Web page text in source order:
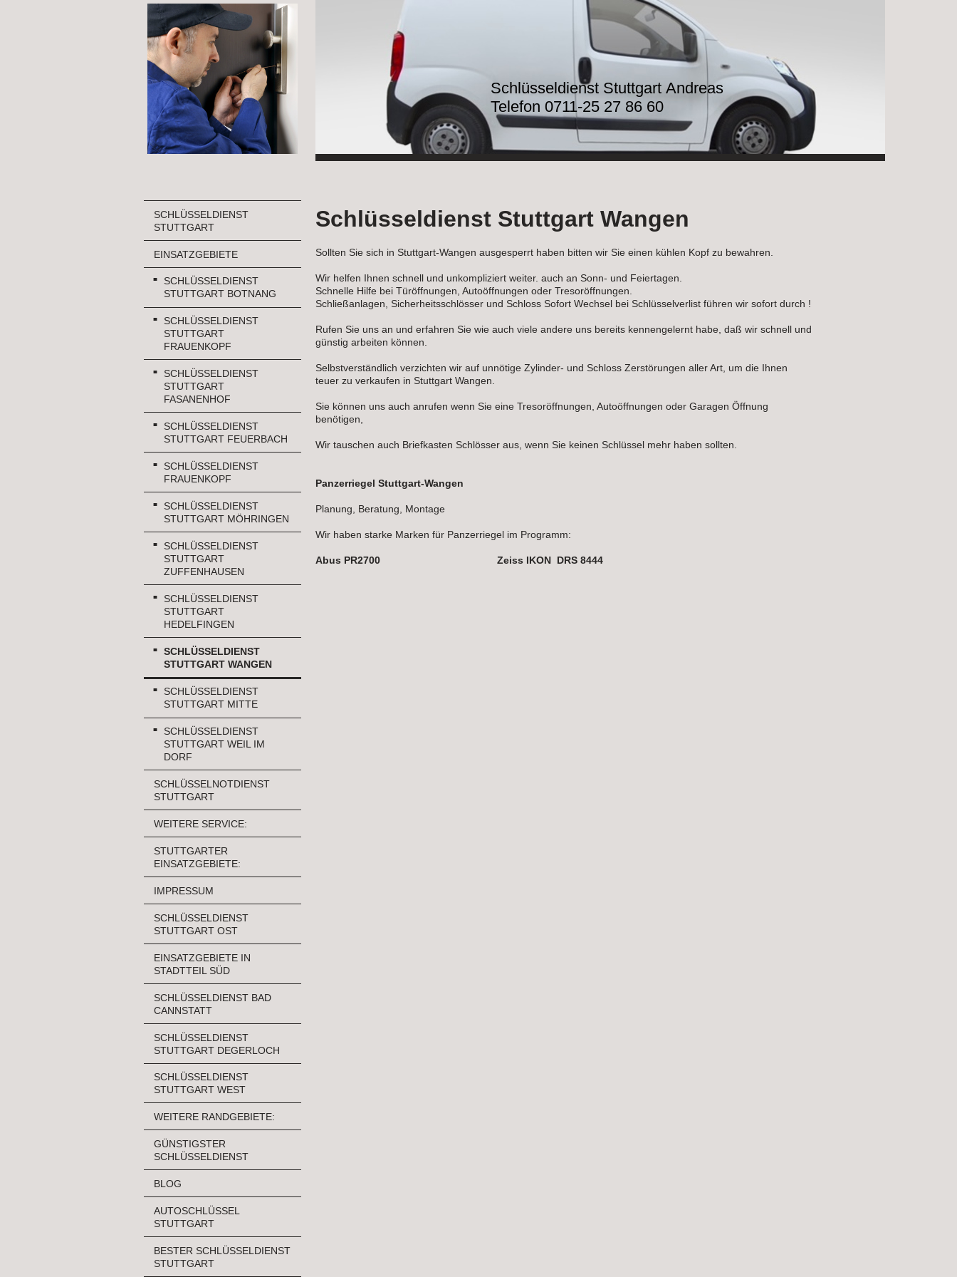
SCHLÜSSELDIENST
STUTTGART
EINSATZGEBIETE
SCHLÜSSELDIENST
STUTTGART BOTNANG
SCHLÜSSELDIENST
STUTTGART
FRAUENKOPF
SCHLÜSSELDIENST
STUTTGART
FASANENHOF
SCHLÜSSELDIENST
STUTTGART FEUERBACH
SCHLÜSSELDIENST
FRAUENKOPF
SCHLÜSSELDIENST
STUTTGART MÖHRINGEN
SCHLÜSSELDIENST
STUTTGART
ZUFFENHAUSEN
SCHLÜSSELDIENST
STUTTGART
HEDELFINGEN
SCHLÜSSELDIENST
STUTTGART WANGEN
SCHLÜSSELDIENST
STUTTGART MITTE
SCHLÜSSELDIENST
STUTTGART WEIL IM
DORF
SCHLÜSSELNOTDIENST
STUTTGART
WEITERE SERVICE:
STUTTGARTER
EINSATZGEBIETE:
IMPRESSUM
SCHLÜSSELDIENST
STUTTGART OST
EINSATZGEBIETE IN
STADTTEIL SÜD
SCHLÜSSELDIENST BAD
CANNSTATT
SCHLÜSSELDIENST
STUTTGART DEGERLOCH
SCHLÜSSELDIENST
STUTTGART WEST
WEITERE RANDGEBIETE:
GÜNSTIGSTER
SCHLÜSSELDIENST
BLOG
AUTOSCHLÜSSEL
STUTTGART
BESTER SCHLÜSSELDIENST
STUTTGART
Schlüsseldienst Stuttgart Andreas
Telefon 0711-25 27 86 60
Schlüsseldienst Stuttgart Wangen
Sollten Sie sich in Stuttgart-Wangen ausgesperrt haben bitten wir Sie einen kühlen Kopf zu bewahren.
Wir helfen Ihnen schnell und unkompliziert weiter. auch an Sonn- und Feiertagen.
Schnelle Hilfe bei Türöffnungen, Autoöffnungen oder Tresoröffnungen.
Schließanlagen, Sicherheitsschlösser und Schloss Sofort Wechsel bei Schlüsselverlist führen wir sofort durch !
Rufen Sie uns an und erfahren Sie wie auch viele andere uns bereits kennengelernt habe, daß wir schnell und
günstig arbeiten können.
Selbstverständlich verzichten wir auf unnötige Zylinder- und Schloss Zerstörungen aller Art, um die Ihnen
teuer zu verkaufen in Stuttgart Wangen.
Sie können uns auch anrufen wenn Sie eine Tresoröffnungen, Autoöffnungen oder Garagen Öffnung
benötigen,
Wir tauschen auch Briefkasten Schlösser aus, wenn Sie keinen Schlüssel mehr haben sollten.
Panzerriegel Stuttgart-Wangen
Planung, Beratung, Montage
Wir haben starke Marken für Panzerriegel im Programm:
Abus PR2700 Zeiss IKON DRS 8444